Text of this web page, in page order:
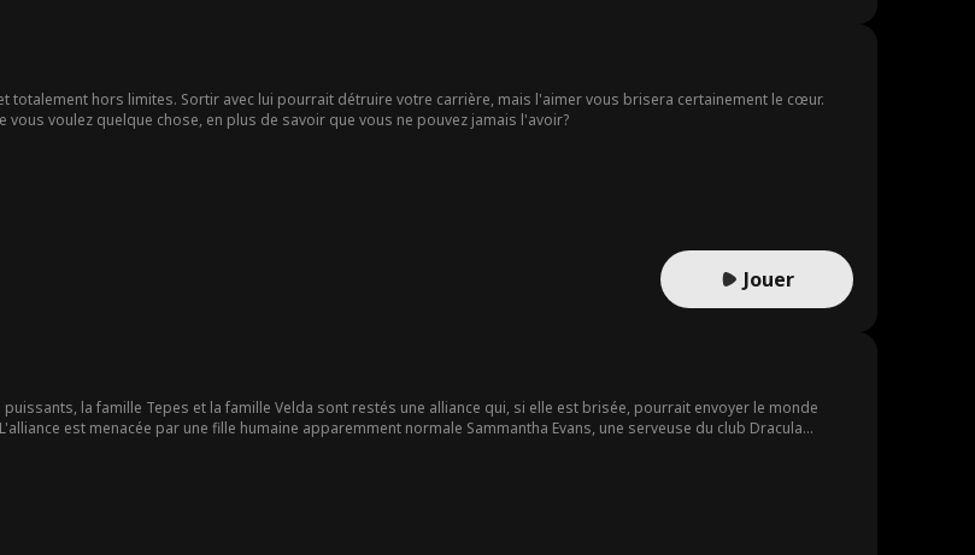
totalement hors limites. Sortir avec lui pourrait détruire votre carrière, mais l'aimer vous brisera certainement le cœur.
vous voulez quelque chose, en plus de savoir que vous ne pouvez jamais l'avoir?
Jouer
la famille Tepes et la famille Velda sont restés une alliance qui, si elle est brisée, pourrait envoyer le monde
est menacée par une fille humaine apparemment normale Sammantha Evans, une serveuse du club Dracula